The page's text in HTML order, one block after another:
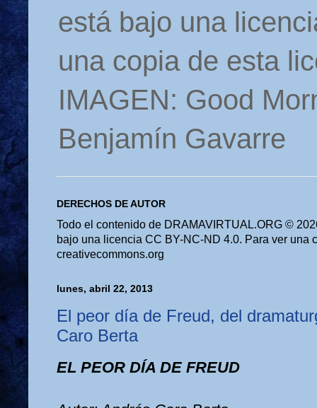
está bajo una
una copia de esta
IMAGEN: Good
Benjamín Gavarre
DERECHOS DE AUTOR
Todo el contenido de DRAMAVIRTUAL.ORG ©
bajo una licencia CC BY-NC-ND 4.0. Para ver una
creativecommons.org
lunes, abril 22, 2013
El peor día de Freud, del
Caro Berta
EL PEOR DÍA DE FREUD